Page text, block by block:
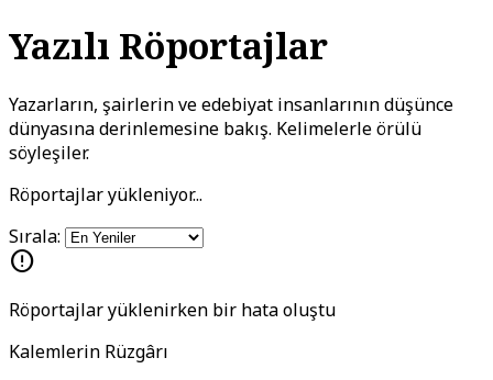
Yazılı Röportajlar
Yazarların, şairlerin ve edebiyat insanlarının düşünce
dünyasına derinlemesine bakış. Kelimelerle örülü
söyleşiler.
Röportajlar yükleniyor...
Sırala:
error
Röportajlar yüklenirken bir hata oluştu
Kalemlerin Rüzgârı